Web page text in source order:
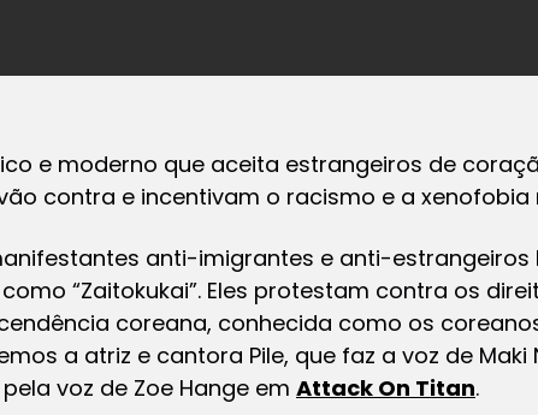
e moderno que aceita estrangeiros de
contra e incentivam o racismo e a xenofobia
anti-imigrantes e anti-estrangeiros
“Zaitokukai”. Eles protestam contra os
coreana, conhecida como os
a atriz e cantora Pile, que faz a voz de Maki
voz de Zoe Hange em Attack On Titan.